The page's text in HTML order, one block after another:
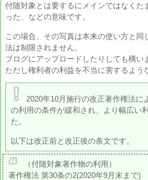
付随対象とは要するにメインではなくた
った、などの意味です。
この場合、その写真は本来の使い方と同
法は制限されません。
ブログにアップロードしたりしても構い
ただし権利者の利益を不当に害するよう
2020年10月施行の改正著作権法に
の利用の条件が緩和され、より幅広い
た。
以下は改正前と改正後の条文です。
（付随対象著作物の利用）
著作権法 第30条の2(2020年9月末まで)